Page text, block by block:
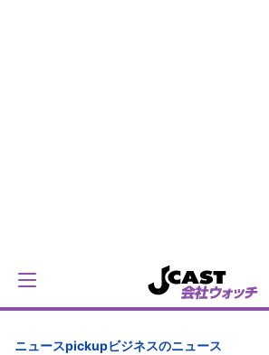
ニュースpickupビジネスのニュース